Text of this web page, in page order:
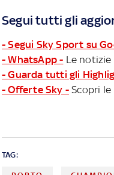
Segui tutti gli
- Segui Sky Sport su
- WhatsApp - Le notizie
- Guarda tutti gli
- Offerte Sky - Scopri
TAG: